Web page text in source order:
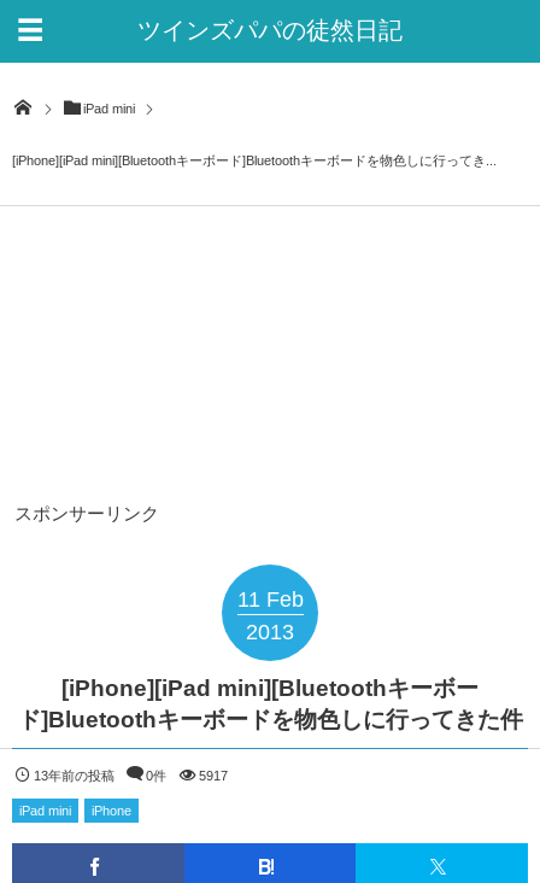
ツインズパパの徒然日記
iPad mini
[iPhone][iPad mini][Bluetoothキーボード]Bluetoothキーボードを物色しに行ってき...
スポンサーリンク
11 Feb
2013
[iPhone][iPad mini][Bluetoothキーボー
ド]Bluetoothキーボードを物色しに行ってきた件
13年前の投稿 0件 5917
iPad mini iPhone